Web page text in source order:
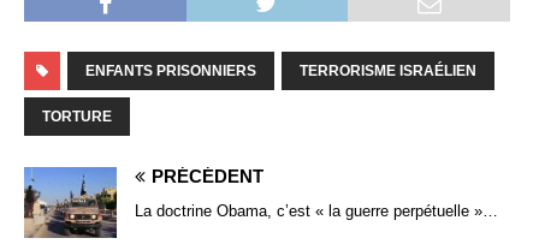
ENFANTS PRISONNIERS TERRORISME ISRAÉLIEN
TORTURE
PRÉCÉDENT
La doctrine Obama, c’est « la guerre perpétuelle »…